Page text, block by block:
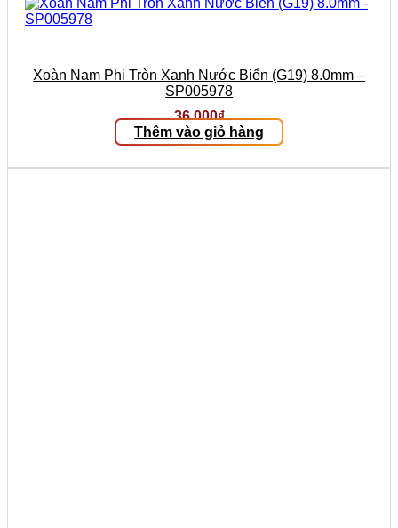
Xoàn Nam Phi Tròn Xanh Nước Biển (G19) 8.0mm –
SP005978
36.000₫
Thêm vào giỏ hàng